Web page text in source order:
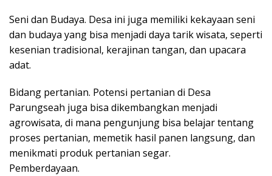
Seni dan Budaya. Desa ini juga memiliki kekayaan seni
dan budaya yang bisa menjadi daya tarik wisata, seperti
kesenian tradisional, kerajinan tangan, dan upacara
adat.
Bidang pertanian. Potensi pertanian di Desa
Parungseah juga bisa dikembangkan menjadi
agrowisata, di mana pengunjung bisa belajar tentang
proses pertanian, memetik hasil panen langsung, dan
menikmati produk pertanian segar.
Pemberdayaan.